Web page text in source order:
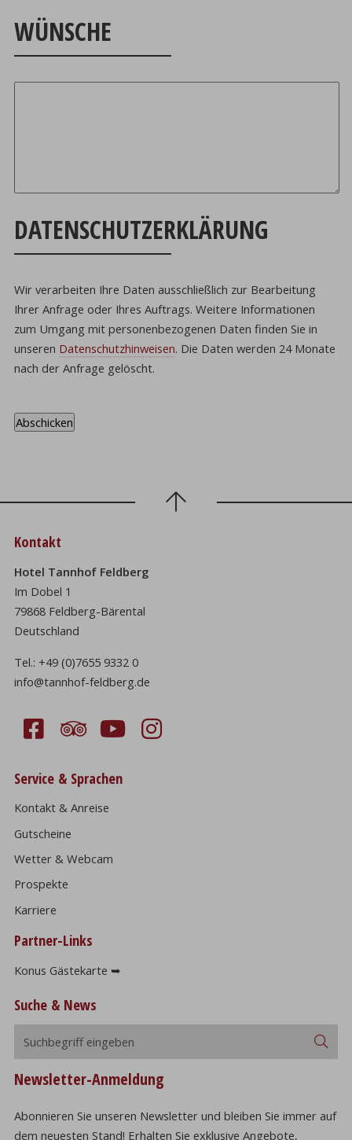
WÜNSCHE
DATENSCHUTZERKLÄRUNG
Wir verarbeiten Ihre Daten ausschließlich zur Bearbeitung
Ihrer Anfrage oder Ihres Auftrags.Weitere Informationen
zum Umgang mit personenbezogenen Daten finden Sie in
unseren Datenschutzhinweisen. Die Daten werden 24 Monate
nach der Anfrage gelöscht.
Kontakt
Hotel Tannhof Feldberg
Im Dobel 1
79868 Feldberg-Bärental
Deutschland
Tel.:+49 (0)7655 9332 0
info@tannhof-feldberg.de
Service & Sprachen
Kontakt & Anreise
Gutscheine
Wetter & Webcam
Prospekte
Karriere
Partner-Links
Konus Gästekarte ➥
Suche & News
Newsletter-Anmeldung
Abonnieren Sie unseren Newsletter und bleiben Sie immer auf
dem neuesten Stand! Erhalten Sie exklusive Angebote,